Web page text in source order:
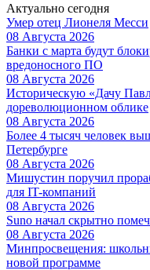
Актуально сегодня
Умер отец Лионеля Месси
08 Августа 2026
Банки с марта будут
вредоносного ПО
08 Августа 2026
Историческую «Дачу
дореволюционном облике
08 Августа 2026
Более 4 тысяч человек
Петербурге
08 Августа 2026
Мишустин поручил
для IT-компаний
08 Августа 2026
Suno начал скрытно
08 Августа 2026
Минпросвещения:
новой программе